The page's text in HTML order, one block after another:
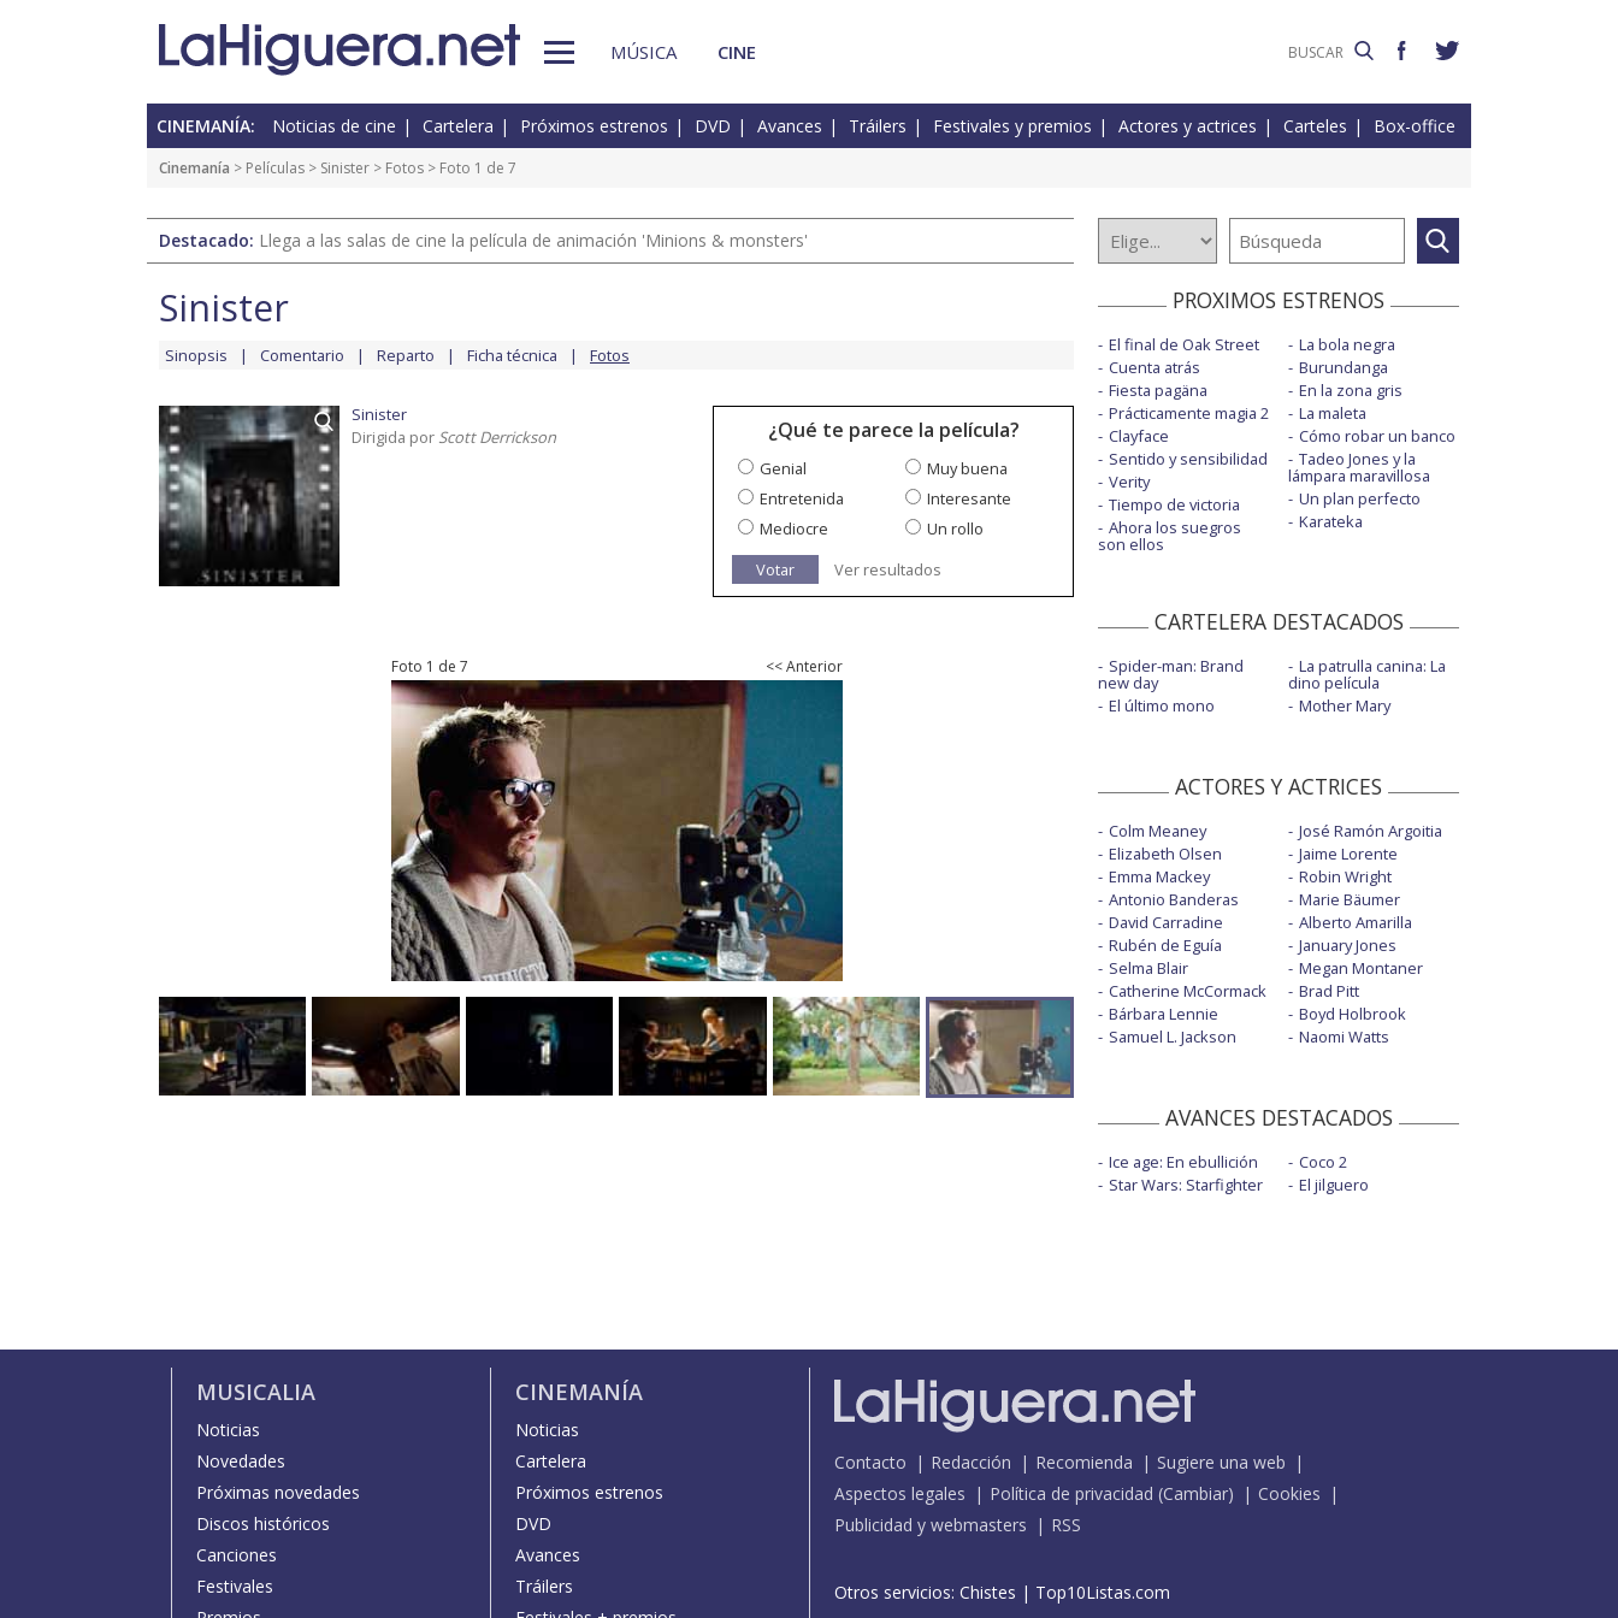
MÚSICA CINE
CINEMANÍA: Noticias de cine Cartelera Próximos estrenos DVD Avances Tráilers Festivales y premios Actores y actrices Carteles Box-office
Cinemanía > Películas > Sinister > Fotos > Foto 1 de 7
Destacado: Llega a las salas de cine la película de animación 'Minions & monsters'
Sinister
Sinopsis Comentario Reparto Ficha técnica Fotos
Sinister
Dirigida por Scott Derrickson ¿Qué te parece la película?
Genial
Muy buena
Entretenida
Interesante
Mediocre
Un rollo
Votar
Ver resultados
Foto 1 de 7 << Anterior
PROXIMOS ESTRENOS
El final de Oak Street
Cuenta atrás
Fiesta pagäna
Prácticamente magia 2
Clayface
Sentido y sensibilidad
Verity
Tiempo de victoria
Ahora los suegros
son ellos
La bola negra
Burundanga
En la zona gris
La maleta
Cómo robar un banco
Tadeo Jones y la
lámpara maravillosa
Un plan perfecto
Karateka
CARTELERA DESTACADOS
Spider-man: Brand
new day
El último mono
La patrulla canina: La
dino película
Mother Mary
ACTORES Y ACTRICES
Colm Meaney
Elizabeth Olsen
Emma Mackey
Antonio Banderas
David Carradine
Rubén de Eguía
Selma Blair
Catherine McCormack
Bárbara Lennie
Samuel L. Jackson
José Ramón Argoitia
Jaime Lorente
Robin Wright
Marie Bäumer
Alberto Amarilla
January Jones
Megan Montaner
Brad Pitt
Boyd Holbrook
Naomi Watts
AVANCES DESTACADOS
Ice age: En ebullición
Star Wars: Starfighter
Coco 2
El jilguero
MUSICALIA
Noticias
Novedades
Próximas novedades
Discos históricos
Canciones
Festivales
CINEMANÍA
Noticias
Cartelera
Próximos estrenos
DVD
Avances
Tráilers
Contacto Redacción Recomienda
Sugiere una web
Aspectos legales
Política de privacidad (Cambiar)
Cookies
Publicidad y webmasters
RSS
Otros servicios: Chistes | Top10Listas.com